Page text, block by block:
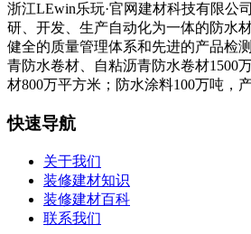
浙江LEwin乐玩·官网建材科技有限公
研、开发、生产自动化为一体的防水
健全的质量管理体系和先进的产品检
青防水卷材、自粘沥青防水卷材1500
材800万平方米；防水涂料100万吨，
快速导航
关于我们
装修建材知识
装修建材百科
联系我们